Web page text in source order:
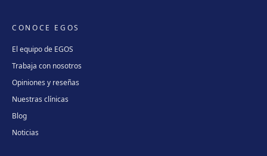
CONOCE EGOS
El equipo de EGOS
Trabaja con nosotros
Opiniones y reseñas
Nuestras clínicas
Blog
Noticias